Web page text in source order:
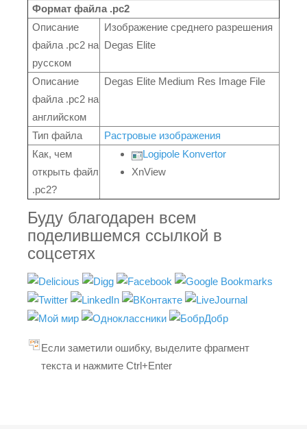
Формат файла .pc2
Описание
файла .pc2 на
русском
Изображение среднего разрешения
Degas Elite
Описание
файла .pc2 на
английском
Degas Elite Medium Res Image File
Тип файла
Растровые изображения
Как, чем
открыть файл
.pc2?
Logipole Konvertor
XnView
Буду благодарен всем
поделившемся ссылкой в
соцсетях
Если заметили ошибку, выделите фрагмент
текста и нажмите Ctrl+Enter